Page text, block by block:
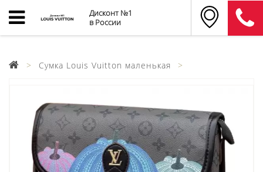
Дисконт №1
в России
Cумка Louis Vuitton маленькая